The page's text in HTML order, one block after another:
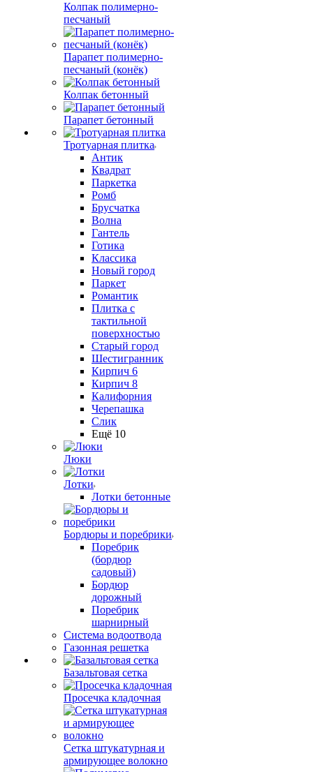
Колпак полимерно-
песчаный
Парапет полимерно-
песчаный (конёк)
Колпак бетонный
Парапет бетонный
Тротуарная плитка
Антик
Квадрат
Паркетка
Ромб
Брусчатка
Волна
Гантель
Готика
Классика
Новый город
Паркет
Романтик
Плитка с
тактильной
поверхностью
Старый город
Шестигранник
Кирпич 6
Кирпич 8
Калифорния
Черепашка
Слик
Ещё 10
Люки
Лотки
Лотки бетонные
Бордюры и поребрики
Поребрик
(бордюр
садовый)
Бордюр
дорожный
Поребрик
шарнирный
Система водоотвода
Газонная решетка
Базальтовая сетка
Просечка кладочная
Сетка штукатурная и
армирующее волокно